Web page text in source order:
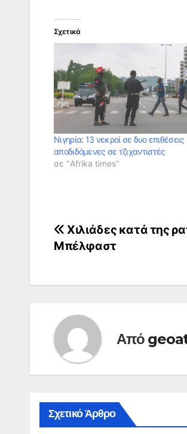
Σχετικά
Νιγηρία: 13 νεκροί σε δυο επιθέσεις
αποδιδόμενες σε τζιχαντιστές
σε "Afrika times"
Πλοήγηση
άρθρων
Χιλιάδες κατά της
Μπέλφαστ
Από
Σχετικό Άρθρο